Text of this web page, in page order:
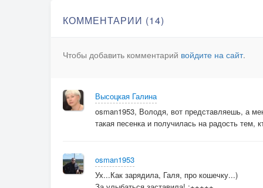
Собирайтесь на субботник
Говорят нам не напрасно.
Только наш-то
не такой,
[Куплет 4]
КОММЕНТАРИИ (14)
Чтобы добавить комментарий войдите на сайт.
Высоцкая Галина
osman1953, Володя, вот представляешь, а
такая песенка и получилась на радость тем,
osman1953
Ух...Как зарядила, Галя, про кошечку...)